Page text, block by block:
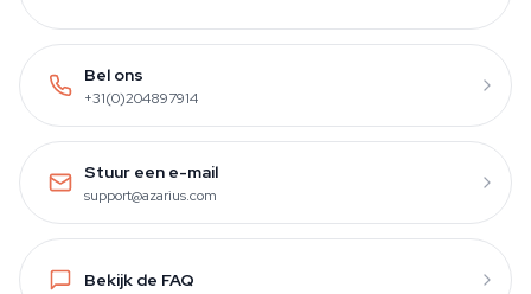
Bel ons
+31(0)204897914
Stuur een e-mail
support@azarius.com
Bekijk de FAQ